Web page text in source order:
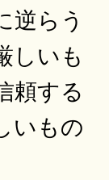
逆らう
しいも
頼する
いもの